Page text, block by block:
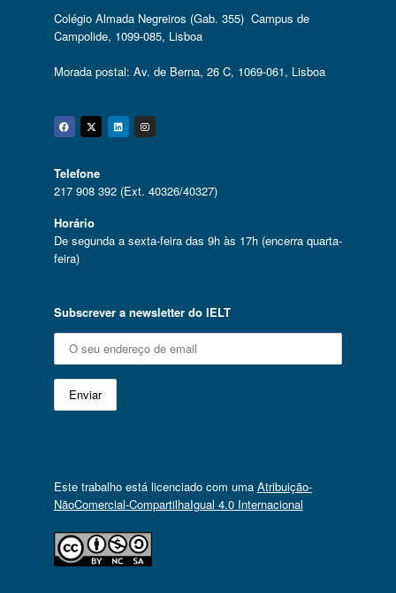
Colégio Almada Negreiros (Gab. 355) Campus de
Campolide, 1099-085, Lisboa
Morada postal: Av. de Berna, 26 C, 1069-061, Lisboa
Facebook
Twitter
Linkedin
Instagram
Telefone
217 908 392 (Ext. 40326/40327)
Horário
De segunda a sexta-feira das 9h às 17h (encerra quarta-
feira)
Subscrever a newsletter do IELT
Este trabalho está licenciado com uma Atribuição-
NãoComercial-CompartilhaIgual 4.0 Internacional